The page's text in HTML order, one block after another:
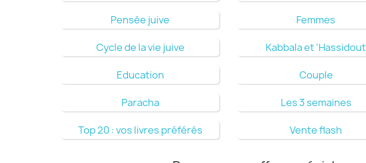
Pensée juive Femmes
Cycle de la vie juive Kabbala et 'Hassidout
Education Couple
Paracha Les 3 semaines
Top 20 : vos livres préférés Vente flash